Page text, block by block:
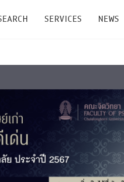
Graduate
Master's and PhD
Research Publications
Conference
International Conference &
SERVICES
Academic
PSY Stats Clinic
Wellness Center
Psychological
NEWS